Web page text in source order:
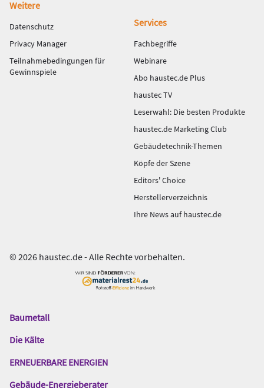
Weitere
Datenschutz
Privacy Manager
Teilnahmebedingungen für
Gewinnspiele
Services
Fachbegriffe
Webinare
Abo haustec.de Plus
haustec TV
Leserwahl: Die besten Produkte
haustec.de Marketing Club
Gebäudetechnik-Themen
Köpfe der Szene
Editors' Choice
Herstellerverzeichnis
Ihre News auf haustec.de
© 2026 haustec.de - Alle Rechte vorbehalten.
Das
Gentner
Baumetall
Die Kälte
ERNEUERBARE ENERGIEN
Gebäude-Energieberater